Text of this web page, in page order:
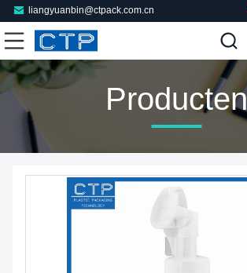
liangyuanbin@ctpack.com.cn
Producten